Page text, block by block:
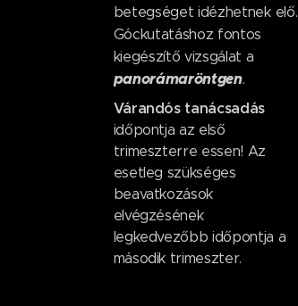
betegséget idézhetnek elő.
Góckutatáshoz fontos
kiegészítő vizsgálat a
panorámaröntgen.
Várandós tanácsadás
időpontja az első
trimeszterre essen! Az
esetleg szükséges
beavatkozások
elvégzésének
legkedvezőbb időpontja a
második trimeszter.